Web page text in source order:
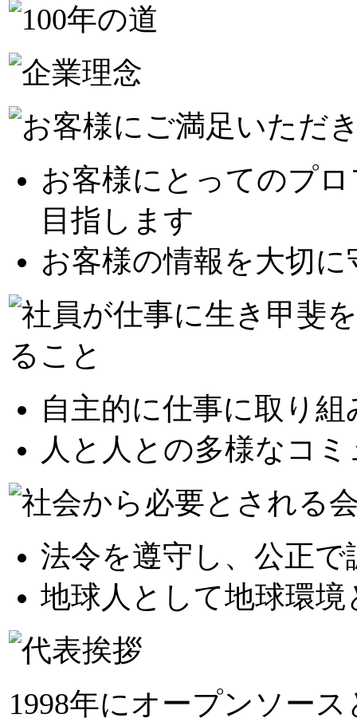
お客様にとってのプ
目指します
お客様の情報を大切
自主的に仕事に取り組
人と人との多様なコ
法令を遵守し、公正
地球人として地球環
1998年にオープンソー